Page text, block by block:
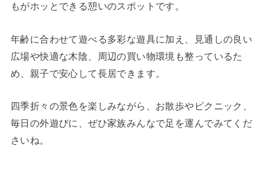
もがホッとできる憩いのスポットです。
年齢に合わせて遊べる多彩な遊具に加え、見通しの良い
広場や快適な木陰、周辺の買い物環境も整っているた
め、親子で安心して長居できます。
四季折々の景色を楽しみながら、お散歩やピクニック、
毎日の外遊びに、ぜひ家族みんなで足を運んでみてくだ
さいね。